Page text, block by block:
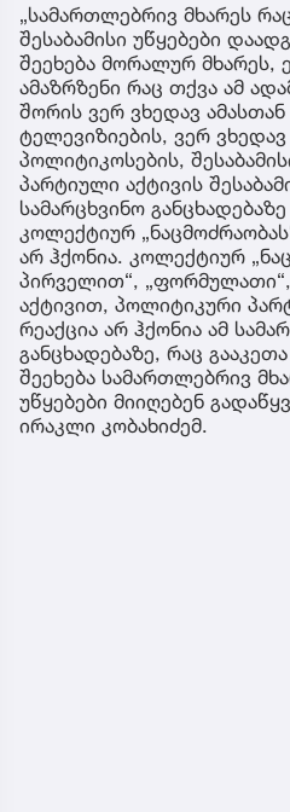
„სამართლებრივ მხარეს
შესაბამისი უწყებები
შეეხება მორალურ მხარეს,
ამაზრზენი რაც თქვა ამ
შორის ვერ ვხედავ
ტელევიზიების, ვერ ვხედავ
პოლიტიკოსების,
პარტიული აქტივის
სამარცხვინო
კოლექტიურ
არ ჰქონია. კოლექტიურ
პირველით“,
აქტივით, პოლიტიკური
რეაქცია არ ჰქონია ამ
განცხადებაზე, რაც
შეეხება სამართლებრივ
უწყებები მიიღებენ
ირაკლი კობახიძემ.